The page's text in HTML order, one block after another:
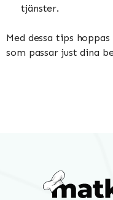
tjänster.
Med dessa tips
som passar just dina